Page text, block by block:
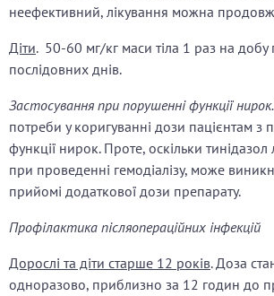
неефективний, лікування можна
Діти. 50-60 мг/кг маси тіла 1 раз на добу
послідовних днів.
Застосування при порушенні функції нирок.
потреби у коригуванні дози пацієнтам з
функції нирок. Проте, оскільки тинідазол
при проведенні гемодіалізу, може
прийомі додаткової дози препарату.
Профілактика післяопераційних інфекцій
Дорослі та діти старше 12 років. Доза
одноразово, приблизно за 12 годин до